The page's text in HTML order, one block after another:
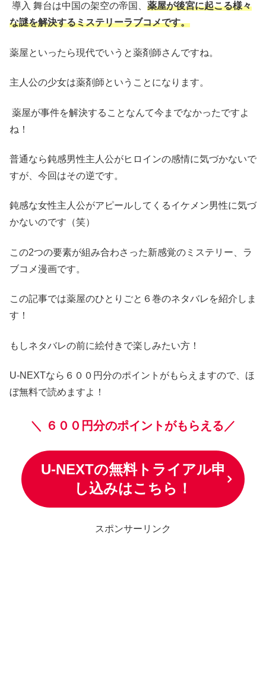
導入 舞台は中国の架空の帝国、 薬屋が後宮に起こる様々
な謎を解決するミステリーラブコメです。
薬屋といったら現代でいうと薬剤師さんですね。
主人公の少女は薬剤師ということになります。
薬屋が事件を解決することなんて今までなかったですよ
ね！
普通なら鈍感男性主人公がヒロインの感情に気づかないで
すが、今回はその逆です。
鈍感な女性主人公がアピールしてくるイケメン男性に気づ
かないのです（笑）
この2つの要素が組み合わさった新感覚のミステリー、ラ
ブコメ漫画です。
この記事では薬屋のひとりごと６巻のネタバレを紹介しま
す！
もしネタバレの前に絵付きで楽しみたい方！
U-NEXTなら６００円分のポイントがもらえますので、ほ
ぼ無料で読めますよ！
＼ ６００円分のポイントがもらえる／
U-NEXTの無料トライアル申
し込みはこちら！
スポンサーリンク